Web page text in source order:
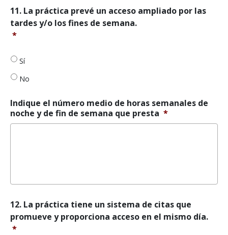
hospitales
a
los
que
pacientes.
caso
confirme
si
utiliza
11.
La
práctica
el
acceso
por
tardes
y/o
los
11. La práctica prevé un acceso ampliado por las
tardes y/o los fines de semana.
*
Sí
No
Indique el número medio de horas semanales de
noche y de fin de semana que presta *
12.
La
práctica
12. La práctica tiene un sistema de citas que
promueve y proporciona acceso en el mismo día.
*